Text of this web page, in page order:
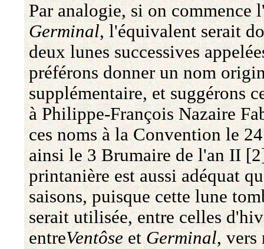
Par analogie, si on commence
Germinal, l'équivalent serait
deux lunes successives
préférons donner un nom
supplémentaire, et suggérons
à Philippe-François Nazaire
ces noms à la Convention le
ainsi le 3 Brumaire de l'an II
printanière est aussi adéquat
saisons, puisque cette lune
serait utilisée, entre celles
entreVentôseetGerminal, vers